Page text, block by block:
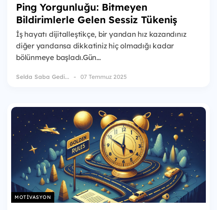
Ping Yorgunluğu: Bitmeyen
Bildirimlerle Gelen Sessiz Tükeniş
İş hayatı dijitalleştikçe, bir yandan hız kazandınız
diğer yandansa dikkatiniz hiç olmadığı kadar
bölünmeye başladı.Gün...
Selda Saba Gedi... 07 Temmuz 2025
MOTIVASYON